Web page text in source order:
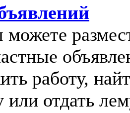
можете
работу,
или отдать